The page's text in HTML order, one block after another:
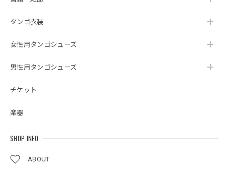
タンゴ衣装
女性用タンゴシューズ
男性用タンゴシューズ
チケット
楽器
SHOP INFO
ABOUT